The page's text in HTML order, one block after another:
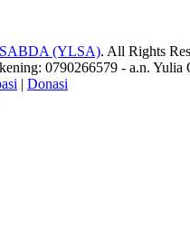
SABDA (YLSA). All Rights
0790266579 - a.n. Yulia
| Donasi